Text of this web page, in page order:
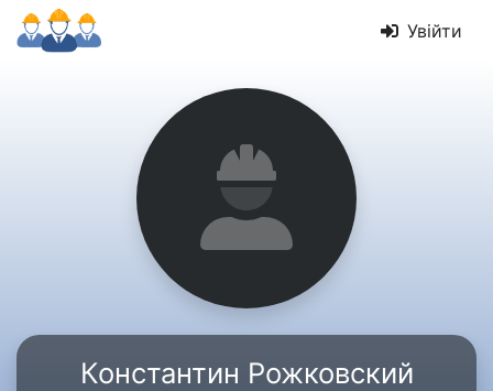
Увійти
Константин Рожковский